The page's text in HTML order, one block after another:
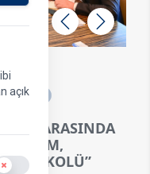
açık
setting
Geri İleri
ARASINDA
EĞİTİM,